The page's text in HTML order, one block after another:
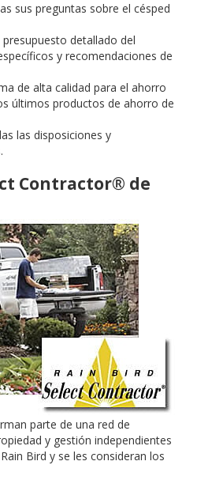
sus preguntas sobre el césped
detallado del
y recomendaciones de
de alta calidad para el ahorro
últimos productos de ahorro de
las disposiciones y
Contractor® de
parte de una red de
y gestión independientes
Bird y se les consideran los